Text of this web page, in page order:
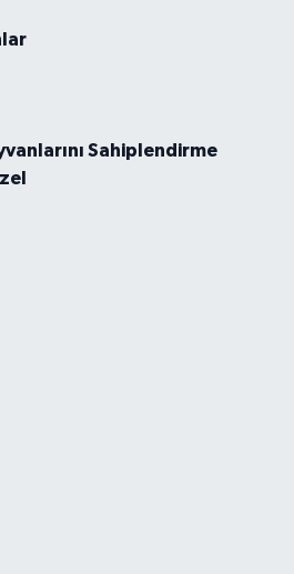
Sahiplendirme